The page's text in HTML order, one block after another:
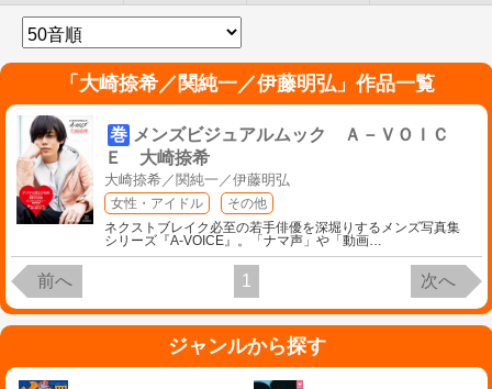
「 大崎捺希／関純一／伊藤明弘」作品一覧
巻 メンズビジュアルムック Ａ－ＶＯＩＣ
Ｅ 大崎捺希
大崎捺希／関純一／伊藤明弘
女性・アイドル
その他
ネクストブレイク必至の若手俳優を深堀りするメンズ写真集
シリーズ『A-VOICE』。「ナマ声」や「動画…
前へ 1 次へ
ジャンルから探す